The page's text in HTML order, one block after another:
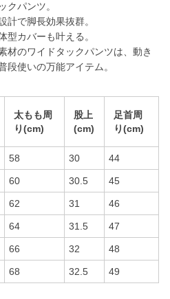
クパンツ。
計で脚長効果抜群。
型カバーも叶える。
材のワイドタックパンツは、動き
段使いの万能アイテム。
太もも周
り(cm)
股上
(cm)
足首周
り(cm)
58 30 44
60 30.5 45
62 31 46
64 31.5 47
66 32 48
68 32.5 49